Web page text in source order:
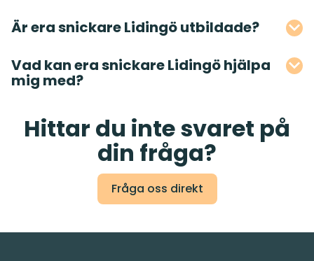
Är era snickare Lidingö utbildade?
Vad kan era snickare Lidingö hjälpa
mig med?
Hittar du inte svaret på
din fråga?
Fråga oss direkt